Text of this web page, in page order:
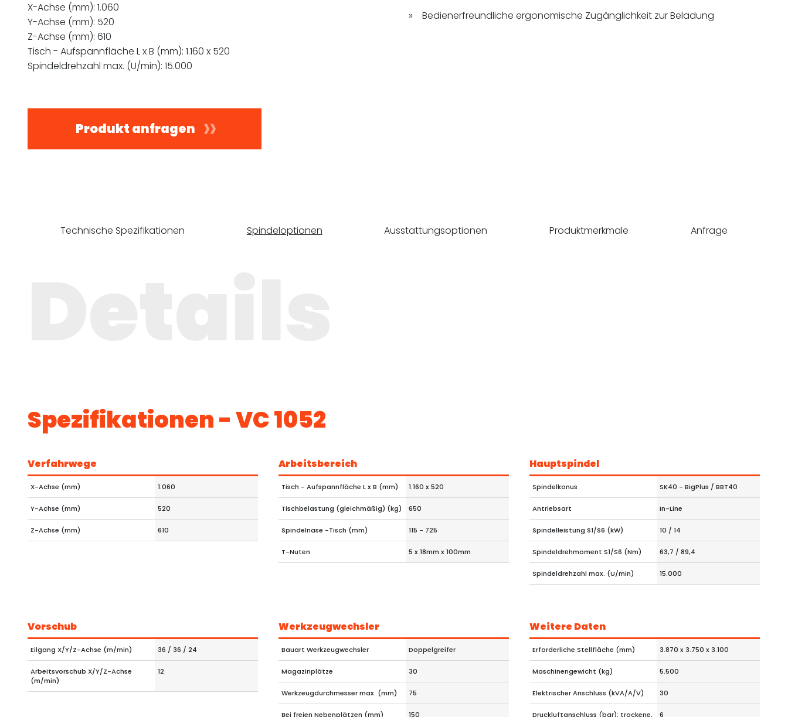
X-Achse (mm): 1.060
Y-Achse (mm): 520
Z-Achse (mm): 610
Tisch - Aufspannfläche L x B (mm): 1.160 x 520
Spindeldrehzahl max. (U/min): 15.000
Bedienerfreundliche ergonomische Zugänglichkeit zur Beladung
Produkt anfragen
Technische Spezifikationen Spindeloptionen Ausstattungsoptionen Produktmerkmale Anfrage
Spezifikationen - VC 1052
Verfahrwege
X-Achse (mm) 1.060
Y-Achse (mm) 520
Z-Achse (mm) 610
Arbeitsbereich
Tisch - Aufspannfläche L x B (mm) 1.160 x 520
Tischbelastung (gleichmäßig) (kg) 650
Spindelnase -Tisch (mm) 115 - 725
T-Nuten 5 x 18mm x 100mm
Hauptspindel
Spindelkonus SK40 - BigPlus / BBT40
Antriebsart In-Line
Spindelleistung S1/S6 (kW) 10 / 14
Spindeldrehmoment S1/S6 (Nm) 63,7 / 89,4
Spindeldrehzahl max. (U/min) 15.000
Vorschub
Eilgang X/Y/Z-Achse (m/min) 36 / 36 / 24
Arbeitsvorschub X/Y/Z-Achse
(m/min)
12
Werkzeugwechsler
Bauart Werkzeugwechsler Doppelgreifer
Magazinplätze 30
Werkzeugdurchmesser max. (mm) 75
Bei freien Nebenplätzen (mm) 150
Weitere Daten
Erforderliche Stellfläche (mm) 3.870 x 3.750 x 3.100
Maschinengewicht (kg) 5.500
Elektrischer Anschluss (kVA/A/V) 30
Druckluftanschluss (bar); trockene,
6